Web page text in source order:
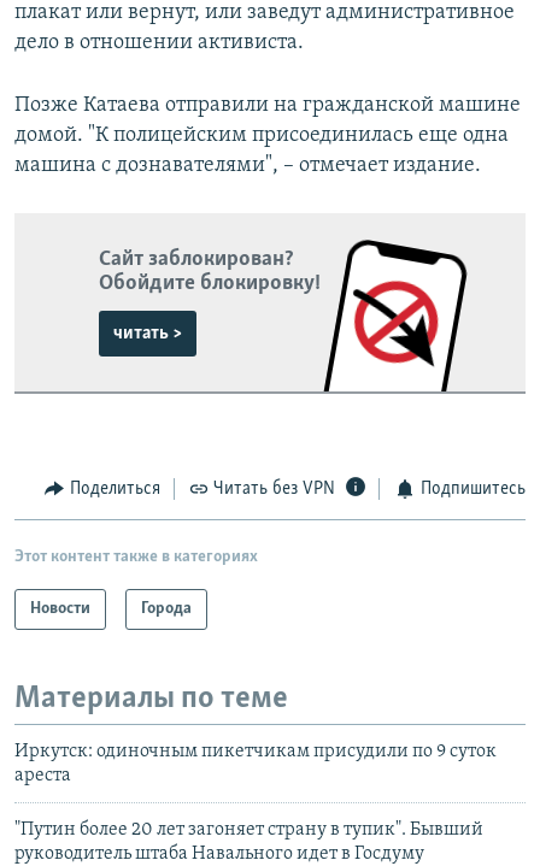
плакат или вернут, или заведут административное
дело в отношении активиста.
Позже Катаева отправили на гражданской машине
домой. "К полицейским присоединилась еще одна
машина с дознавателями", – отмечает издание.
Сайт заблокирован?
Обойдите блокировку!
читать >
Поделиться Читать без VPN Подпишитесь
Этот контент также в категориях
Новости Города
Материалы по теме
Иркутск: одиночным пикетчикам присудили по 9 суток
ареста
"Путин более 20 лет загоняет страну в тупик". Бывший
руководитель штаба Навального идет в Госдуму